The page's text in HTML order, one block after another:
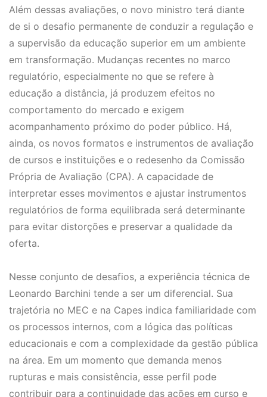
Além dessas avaliações, o novo ministro terá diante
de si o desafio permanente de conduzir a regulação e
a supervisão da educação superior em um ambiente
em transformação. Mudanças recentes no marco
regulatório, especialmente no que se refere à
educação a distância, já produzem efeitos no
comportamento do mercado e exigem
acompanhamento próximo do poder público. Há,
ainda, os novos formatos e instrumentos de avaliação
de cursos e instituições e o redesenho da Comissão
Própria de Avaliação (CPA). A capacidade de
interpretar esses movimentos e ajustar instrumentos
regulatórios de forma equilibrada será determinante
para evitar distorções e preservar a qualidade da
oferta.
Nesse conjunto de desafios, a experiência técnica de
Leonardo Barchini tende a ser um diferencial. Sua
trajetória no MEC e na Capes indica familiaridade com
os processos internos, com a lógica das políticas
educacionais e com a complexidade da gestão pública
na área. Em um momento que demanda menos
rupturas e mais consistência, esse perfil pode
contribuir para a continuidade das ações em curso e